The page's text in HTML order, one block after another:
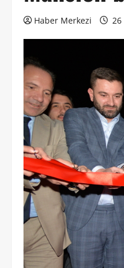
Haber Merkezi 26